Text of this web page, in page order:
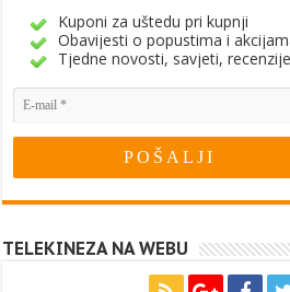
Kuponi za uštedu pri kupnji
Obavijesti o popustima i
Tjedne novosti, savjeti, recenzije
TELEKINEZA NA WEBU